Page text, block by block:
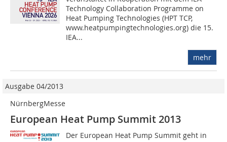
Technology Collaboration Programme on
Heat Pumping Technologies (HPT TCP,
www.heatpumpingtechnologies.org) die 15.
IEA...
mehr
Ausgabe 04/2013
NürnbergMesse
European Heat Pump Summit 2013
Der European Heat Pump Summit geht in